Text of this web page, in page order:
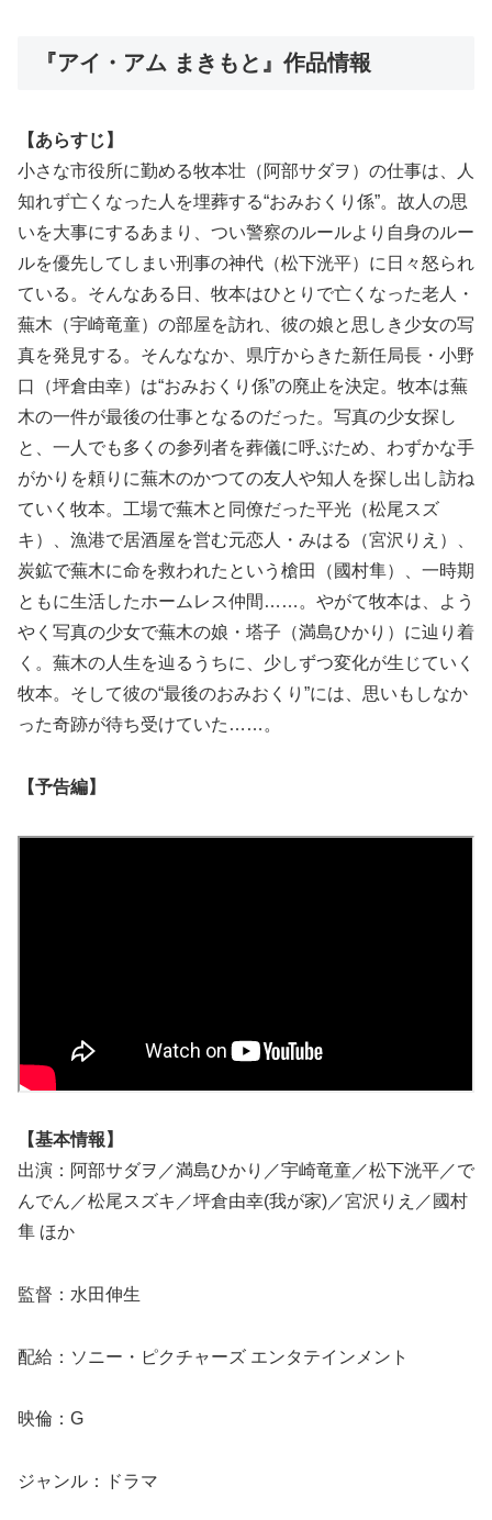
『アイ・アム まきもと』作品情報
【あらすじ】
小さな市役所に勤める牧本壮（阿部サダヲ）の仕事は、人
知れず亡くなった人を埋葬する“おみおくり係”。故人の思
いを大事にするあまり、つい警察のルールより自身のルー
ルを優先してしまい刑事の神代（松下洸平）に日々怒られ
ている。そんなある日、牧本はひとりで亡くなった老人・
蕪木（宇崎竜童）の部屋を訪れ、彼の娘と思しき少女の写
真を発見する。そんななか、県庁からきた新任局長・小野
口（坪倉由幸）は“おみおくり係”の廃止を決定。牧本は蕪
木の一件が最後の仕事となるのだった。写真の少女探し
と、一人でも多くの参列者を葬儀に呼ぶため、わずかな手
がかりを頼りに蕪木のかつての友人や知人を探し出し訪ね
ていく牧本。工場で蕪木と同僚だった平光（松尾スズ
キ）、漁港で居酒屋を営む元恋人・みはる（宮沢りえ）、
炭鉱で蕪木に命を救われたという槍田（國村隼）、一時期
ともに生活したホームレス仲間……。やがて牧本は、よう
やく写真の少女で蕪木の娘・塔子（満島ひかり）に辿り着
く。蕪木の人生を辿るうちに、少しずつ変化が生じていく
牧本。そして彼の“最後のおみおくり”には、思いもしなか
った奇跡が待ち受けていた……。
【予告編】
【基本情報】
出演：阿部サダヲ／満島ひかり／宇崎竜童／松下洸平／で
んでん／松尾スズキ／坪倉由幸(我が家)／宮沢りえ／國村
隼 ほか
監督：水田伸生
配給：ソニー・ピクチャーズ エンタテインメント
映倫：G
ジャンル：ドラマ